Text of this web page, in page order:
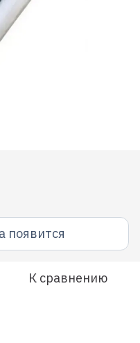
появится
К сравнению